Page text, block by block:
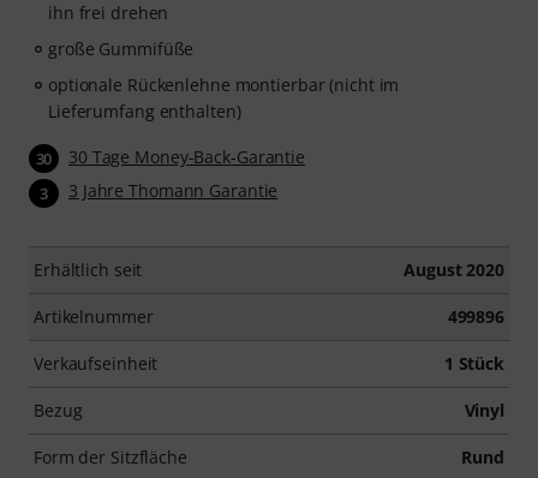
ihn frei drehen
große Gummifüße
optionale Rückenlehne montierbar (nicht im
Lieferumfang enthalten)
30 30 Tage Money-Back-Garantie
3 3 Jahre Thomann Garantie
Erhältlich seit August 2020
Artikelnummer 499896
Verkaufseinheit 1 Stück
Bezug Vinyl
Form der Sitzfläche Rund